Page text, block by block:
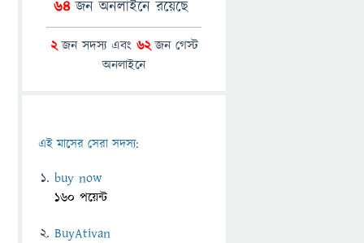
64জন অনলাইনে রয়েছে
2জন সদস্য এবং 62জন গেস্ট
অনলাইনে
এই মাসের সেরা সদস্য:
buy now
160 পয়েন্ট
BuyAtivan